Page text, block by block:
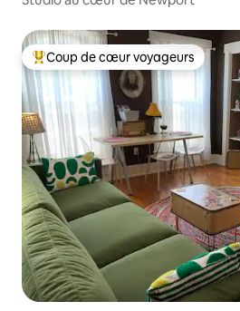
Coups de cœur voyageurs les plus
Coup de cœur voyageurs